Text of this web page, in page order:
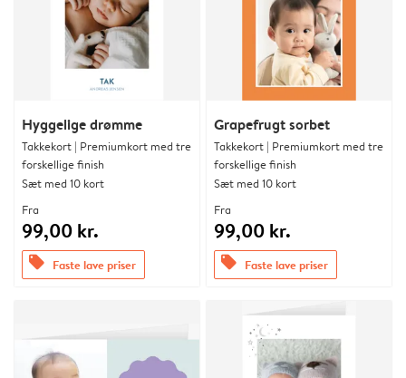
Hyggelige drømme
Takkekort | Premiumkort med tre
forskellige finish
Sæt med 10 kort
Fra
99,00 kr.
offers Faste lave priser
Grapefrugt sorbet
Takkekort | Premiumkort med tre
forskellige finish
Sæt med 10 kort
Fra
99,00 kr.
offers Faste lave priser